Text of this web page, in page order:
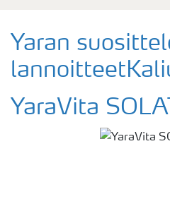
Yaran
YaraVita